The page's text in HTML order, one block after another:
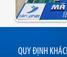
QUY ĐỊNH